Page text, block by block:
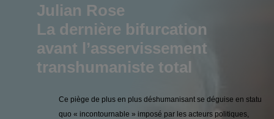
Julian Rose
La dernière bifurcation
avant l’asservissement
transhumaniste total
Ce piège de plus en plus déshumanisant se déguise en statu
quo « incontournable » imposé par les acteurs politiques,